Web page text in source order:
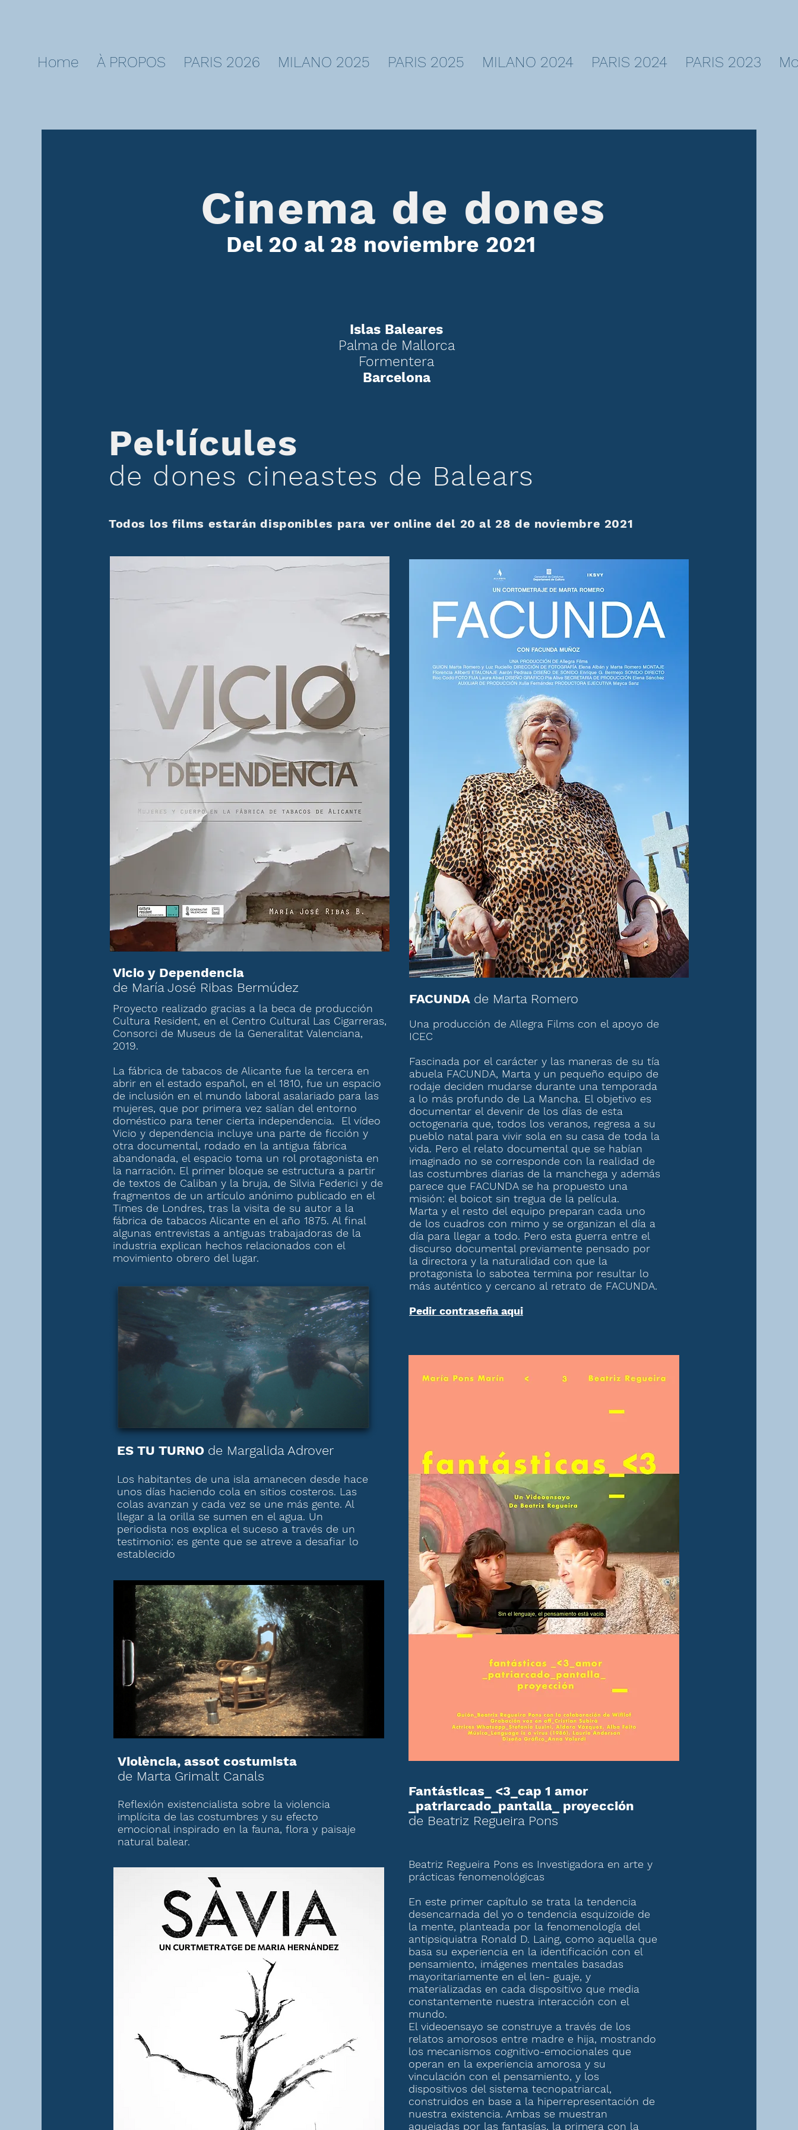
Home À PROPOS PARIS 2026 MILANO 2025 PARIS 2025 MILANO 2024 PARIS 2024 PARIS 2023
Del 2O al 28 noviembre 2021
Cinema de dones
Islas Baleares
Palma de Mallorca
Formentera
Barcelona
Pel·lícules
de dones cineastes de Balears
Todos los films estarán disponibles para ver online del 20 al 28 de noviembre 2021
Vicio y Dependencia
de María José Ribas Bermúdez
Proyecto realizado gracias a la beca de producción
Cultura Resident, en el Centro Cultural Las Cigarreras,
Consorci de Museus de la Generalitat Valenciana,
2019.
La fábrica de tabacos de Alicante fue la tercera en
abrir en el estado español, en el 1810, fue un espacio
de inclusión en el mundo laboral asalariado para las
mujeres, que por primera vez salían del entorno
doméstico para tener cierta independencia. El vídeo
Vicio y dependencia incluye una parte de ficción y
otra documental, rodado en la antigua fábrica
abandonada, el espacio toma un rol protagonista en
la narración. El primer bloque se estructura a partir
de textos de Caliban y la bruja, de Silvia Federici y de
fragmentos de un artículo anónimo publicado en el
Times de Londres, tras la visita de su autor a la
fábrica de tabacos Alicante en el año 1875. Al final
algunas entrevistas a antiguas trabajadoras de la
industria explican hechos relacionados con el
movimiento obrero del lugar.
ES TU TURNO de Margalida Adrover
Los habitantes de una isla amanecen desde hace
unos días haciendo cola en sitios costeros. Las
colas avanzan y cada vez se une más gente. Al
llegar a la orilla se sumen en el agua. Un
periodista nos explica el suceso a través de un
testimonio: es gente que se atreve a desafiar lo
establecido
Violència, assot costumista
de Marta Grimalt Canals
Reflexión existencialista sobre la violencia
implícita de las costumbres y su efecto
emocional inspirado en la fauna, flora y paisaje
natural balear.
FACUNDA de Marta Romero
Una producción de Allegra Films con el apoyo de
ICEC
Fascinada por el carácter y las maneras de su tía
abuela FACUNDA, Marta y un pequeño equipo de
rodaje deciden mudarse durante una temporada
a lo más profundo de La Mancha. El objetivo es
documentar el devenir de los días de esta
octogenaria que, todos los veranos, regresa a su
pueblo natal para vivir sola en su casa de toda la
vida. Pero el relato documental que se habían
imaginado no se corresponde con la realidad de
las costumbres diarias de la manchega y además
parece que FACUNDA se ha propuesto una
misión: el boicot sin tregua de la película.
Marta y el resto del equipo preparan cada uno
de los cuadros con mimo y se organizan el día a
día para llegar a todo. Pero esta guerra entre el
discurso documental previamente pensado por
la directora y la naturalidad con que la
protagonista lo sabotea termina por resultar lo
más auténtico y cercano al retrato de FACUNDA.
Pedir contraseña aqui
Fantásticas_ <3_cap 1 amor
_patriarcado_pantalla_ proyección
de Beatriz Regueira Pons
Beatriz Regueira Pons es Investigadora en arte y
prácticas fenomenológicas
En este primer capítulo se trata la tendencia
desencarnada del yo o tendencia esquizoide de
la mente, planteada por la fenomenología del
antipsiquiatra Ronald D. Laing, como aquella que
basa su experiencia en la identificación con el
pensamiento, imágenes mentales basadas
mayoritariamente en el len- guaje, y
materializadas en cada dispositivo que media
constantemente nuestra interacción con el
mundo.
El videoensayo se construye a través de los
relatos amorosos entre madre e hija, mostrando
los mecanismos cognitivo-emocionales que
operan en la experiencia amorosa y su
vinculación con el pensamiento, y los
dispositivos del sistema tecnopatriarcal,
construidos en base a la hiperrepresentación de
nuestra existencia. Ambas se muestran
aquejadas por las fantasías, la primera con la